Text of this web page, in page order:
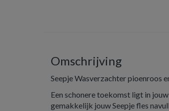
Omschrijving
Seepje Wasverzachter pioenroos
Een schonere toekomst ligt in
gemakkelijk jouw Seepje fles